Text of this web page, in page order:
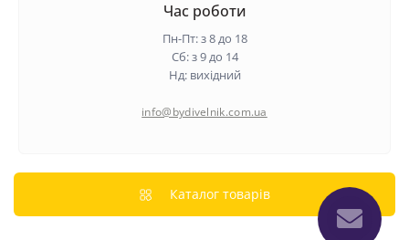
Гарантія та повернення
Політика конфіденційності
Час роботи
Пн-Пт: з 8 до 18
Сб: з 9 до 14
Нд: вихідний
info@bydivelnik.com.ua
Каталог товарів